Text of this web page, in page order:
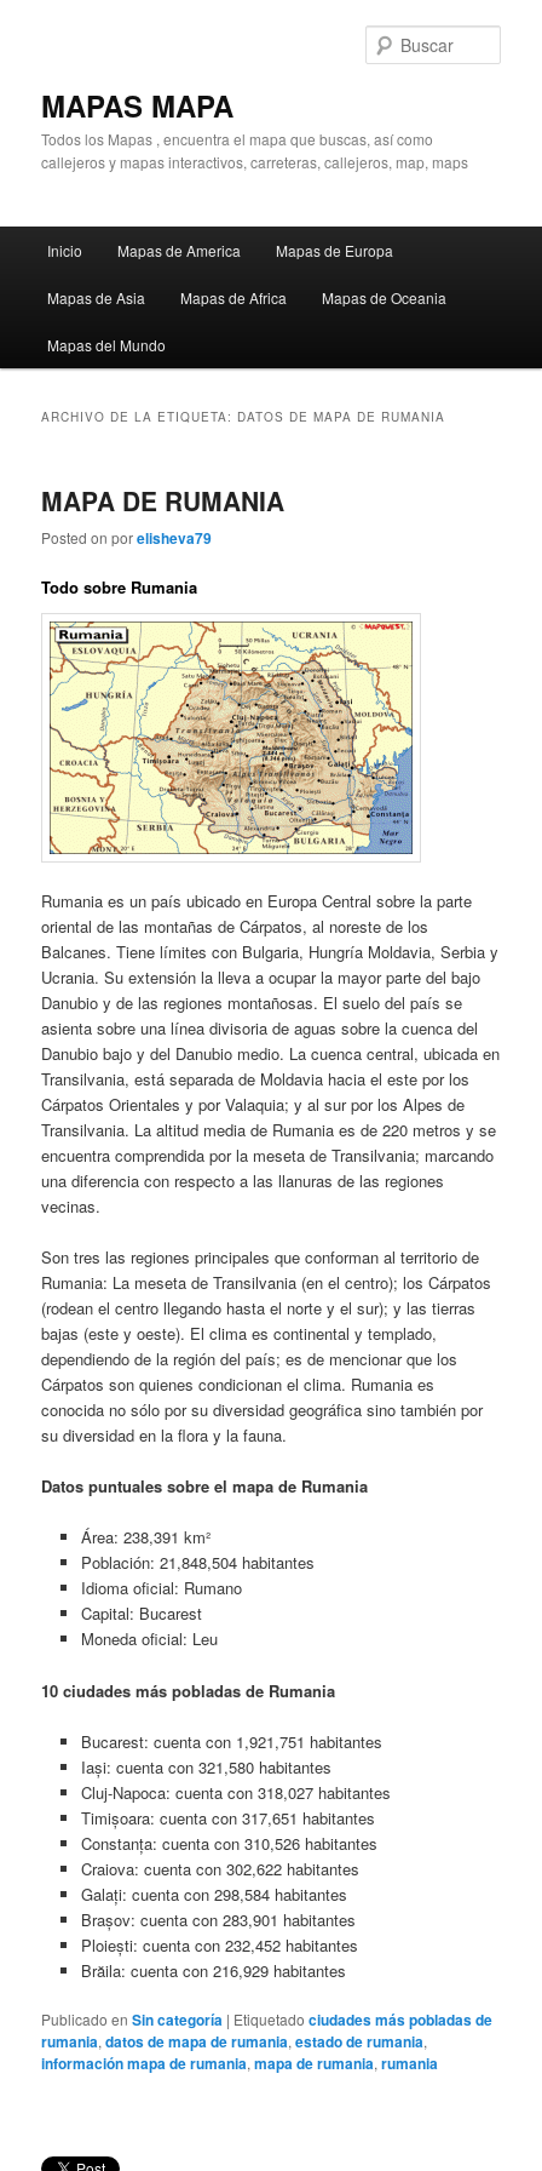
MAPAS MAPA
Todos los Mapas , encuentra el mapa que buscas, así como
callejeros y mapas interactivos, carreteras, callejeros, map, maps
principal
Inicio Mapas de America Mapas de Europa
Mapas de Asia Mapas de Africa Mapas de Oceania
Mapas del Mundo
ARCHIVO DE LA ETIQUETA: DATOS DE MAPA DE RUMANIA
MAPA DE RUMANIA
Posted onporelisheva79
Todo sobre Rumania
Rumania es un país ubicado en Europa Central sobre la parte
oriental de las montañas de Cárpatos, al noreste de los
Balcanes. Tiene límites con Bulgaria, Hungría Moldavia, Serbia y
Ucrania. Su extensión la lleva a ocupar la mayor parte del bajo
Danubio y de las regiones montañosas. El suelo del país se
asienta sobre una línea divisoria de aguas sobre la cuenca del
Danubio bajo y del Danubio medio. La cuenca central, ubicada en
Transilvania, está separada de Moldavia hacia el este por los
Cárpatos Orientales y por Valaquia; y al sur por los Alpes de
Transilvania. La altitud media de Rumania es de 220 metros y se
encuentra comprendida por la meseta de Transilvania; marcando
una diferencia con respecto a las llanuras de las regiones
vecinas.
Son tres las regiones principales que conforman al territorio de
Rumania: La meseta de Transilvania (en el centro); los Cárpatos
(rodean el centro llegando hasta el norte y el sur); y las tierras
bajas (este y oeste). El clima es continental y templado,
dependiendo de la región del país; es de mencionar que los
Cárpatos son quienes condicionan el clima. Rumania es
conocida no sólo por su diversidad geográfica sino también por
su diversidad en la flora y la fauna.
Datos puntuales sobre el mapa de Rumania
Área: 238,391 km²
Población: 21,848,504 habitantes
Idioma oficial: Rumano
Capital: Bucarest
Moneda oficial: Leu
10 ciudades más pobladas de Rumania
Bucarest: cuenta con 1,921,751 habitantes
Iași: cuenta con 321,580 habitantes
Cluj-Napoca: cuenta con 318,027 habitantes
Timișoara: cuenta con 317,651 habitantes
Constanța: cuenta con 310,526 habitantes
Craiova: cuenta con 302,622 habitantes
Galați: cuenta con 298,584 habitantes
Brașov: cuenta con 283,901 habitantes
Ploiești: cuenta con 232,452 habitantes
Brăila: cuenta con 216,929 habitantes
Publicado en Sin categoría | Etiquetado ciudades más pobladas de
rumania,datos de mapa de rumania,estado de rumania,
información mapa de rumania,mapa de rumania,rumania